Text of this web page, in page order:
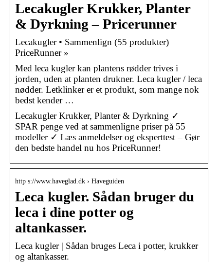
Lecakugler Krukker, Planter
& Dyrkning – Pricerunner
Lecakugler • Sammenlign (55 produkter)
PriceRunner »
Med leca kugler kan plantens rødder trives i
jorden, uden at planten drukner. Leca kugler / leca
nødder. Letklinker er et produkt, som mange nok
bedst kender …
Lecakugler Krukker, Planter & Dyrkning ✓
SPAR penge ved at sammenligne priser på 55
modeller ✓ Læs anmeldelser og eksperttest – Gør
den bedste handel nu hos PriceRunner!
http s://www.haveglad.dk › Haveguiden
Leca kugler. Sådan bruger du
leca i dine potter og
altankasser.
Leca kugler | Sådan bruges Leca i potter, krukker
og altankasser.